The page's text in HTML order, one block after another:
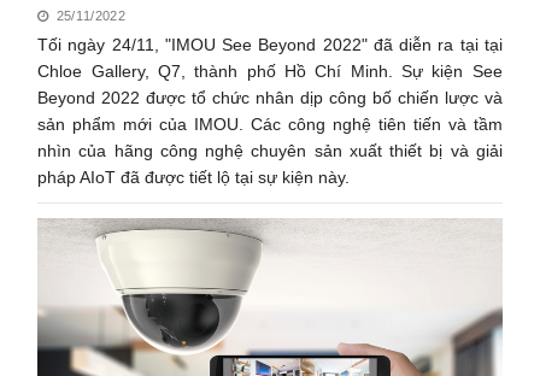
25/11/2022
Tối ngày 24/11, "IMOU See Beyond 2022" đã diễn ra tại tại
Chloe Gallery, Q7, thành phố Hồ Chí Minh. Sự kiện See
Beyond 2022 được tổ chức nhân dịp công bố chiến lược và
sản phẩm mới của IMOU. Các công nghệ tiên tiến và tầm
nhìn của hãng công nghệ chuyên sản xuất thiết bị và giải
pháp AIoT đã được tiết lộ tại sự kiện này.